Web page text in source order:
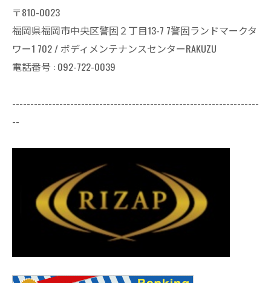
〒810-0023
福岡県福岡市中央区警固２丁目13-7 7警固ランドマークタ
ワー1 702 / ボディメンテナンスセンターRAKUZU
電話番号 : 092-722-0039
--------------------------------------------------------------------
--